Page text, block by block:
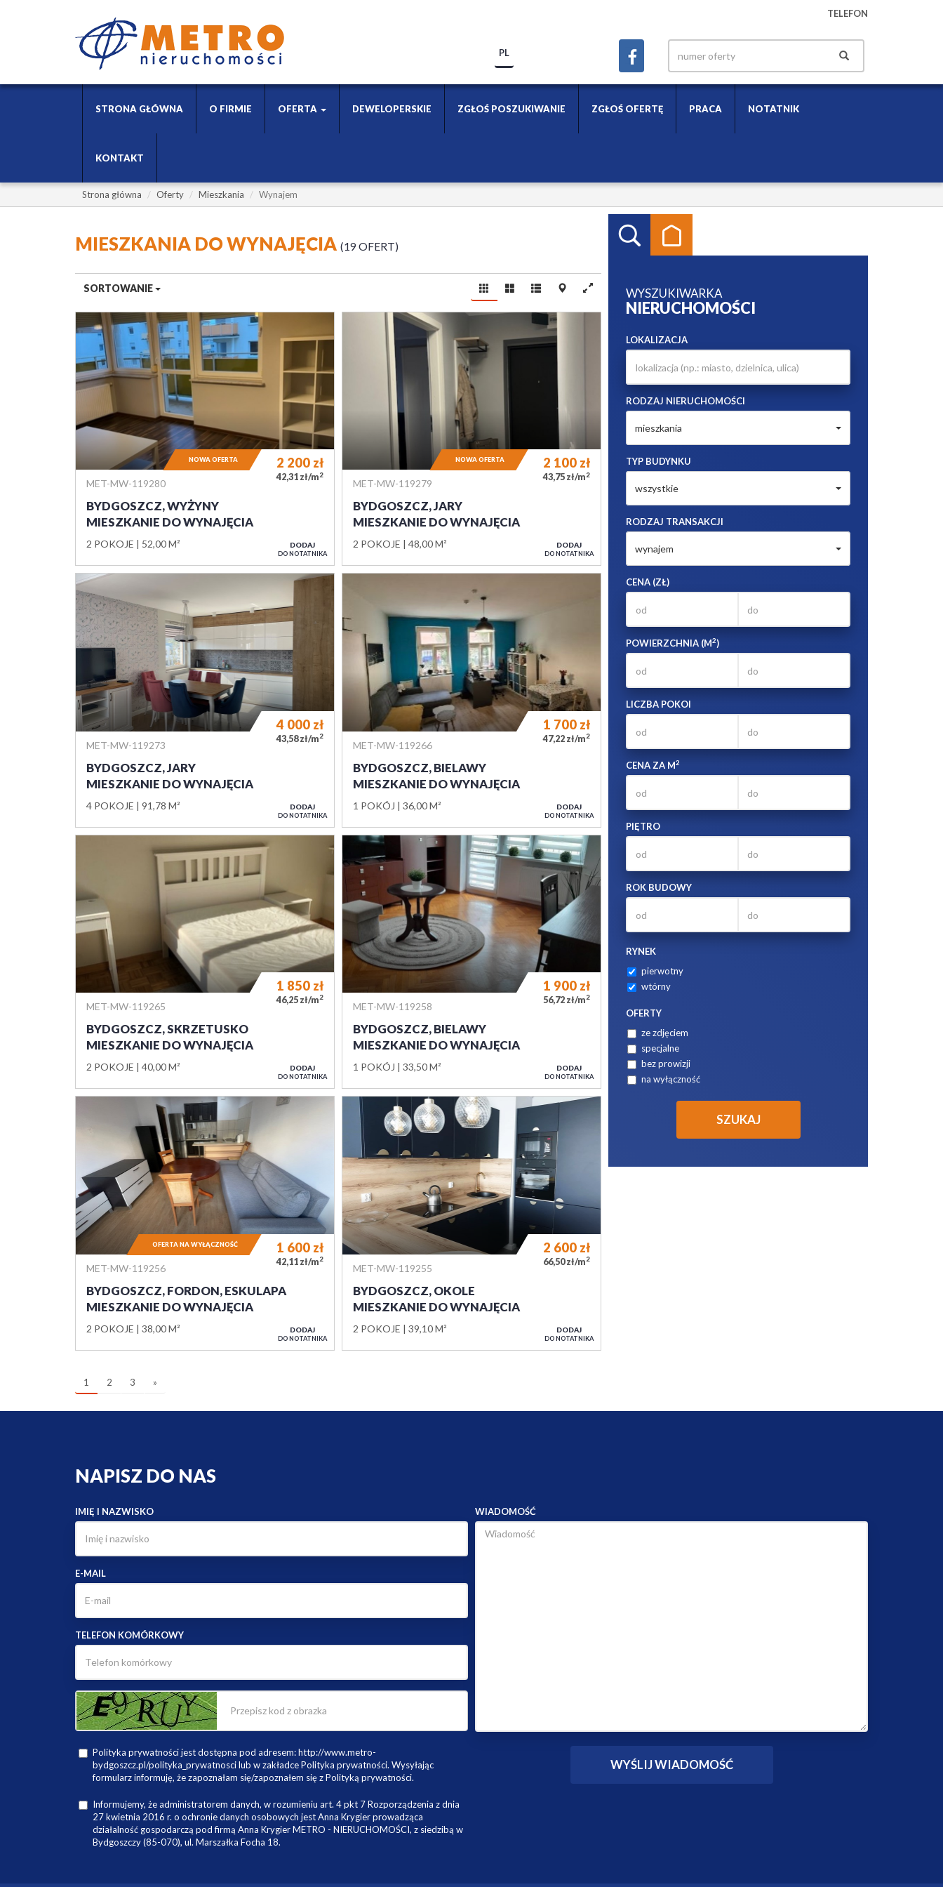
TELEFON
PL
STRONA GŁÓWNA O FIRMIE OFERTA DEWELOPERSKIE ZGŁOŚ POSZUKIWANIE ZGŁOŚ OFERTĘ PRACA NOTATNIK
KONTAKT
Strona główna Oferty Mieszkania Wynajem
WYSZUKIWARKA
NIERUCHOMOŚCI
LOKALIZACJA
RODZAJ NIERUCHOMOŚCI
mieszkania
TYP BUDYNKU
wszystkie
RODZAJ TRANSAKCJI
wynajem
CENA (ZŁ)
POWIERZCHNIA (M2)
LICZBA POKOI
CENA ZA M2
PIĘTRO
ROK BUDOWY
RYNEK
pierwotny
wtórny
OFERTY
ze zdjęciem
specjalne
bez prowizji
na wyłączność
MIESZKANIA DO WYNAJĘCIA 19 OFERT
SORTOWANIE
MET-MW-119280
BYDGOSZCZ, WYŻYNY
MIESZKANIE DO WYNAJĘCIA
2 POKOJE 52,00 M²
2 200 zł
42,31 zł/m2
NOWA OFERTA
DODAJ
DO NOTATNIKA
MET-MW-119279
BYDGOSZCZ, JARY
MIESZKANIE DO WYNAJĘCIA
2 POKOJE 48,00 M²
2 100 zł
43,75 zł/m2
NOWA OFERTA
DODAJ
DO NOTATNIKA
MET-MW-119273
BYDGOSZCZ, JARY
MIESZKANIE DO WYNAJĘCIA
4 POKOJE 91,78 M²
4 000 zł
43,58 zł/m2
DODAJ
DO NOTATNIKA
MET-MW-119266
BYDGOSZCZ, BIELAWY
MIESZKANIE DO WYNAJĘCIA
1 POKÓJ 36,00 M²
1 700 zł
47,22 zł/m2
DODAJ
DO NOTATNIKA
MET-MW-119265
BYDGOSZCZ, SKRZETUSKO
MIESZKANIE DO WYNAJĘCIA
2 POKOJE 40,00 M²
1 850 zł
46,25 zł/m2
DODAJ
DO NOTATNIKA
MET-MW-119258
BYDGOSZCZ, BIELAWY
MIESZKANIE DO WYNAJĘCIA
1 POKÓJ 33,50 M²
1 900 zł
56,72 zł/m2
DODAJ
DO NOTATNIKA
MET-MW-119256
BYDGOSZCZ, FORDON, ESKULAPA
MIESZKANIE DO WYNAJĘCIA
2 POKOJE 38,00 M²
1 600 zł
42,11 zł/m2
OFERTA NA WYŁĄCZNOŚĆ
DODAJ
DO NOTATNIKA
MET-MW-119255
BYDGOSZCZ, OKOLE
MIESZKANIE DO WYNAJĘCIA
2 POKOJE 39,10 M²
2 600 zł
66,50 zł/m2
DODAJ
DO NOTATNIKA
1 2 3 »
NAPISZ DO NAS
IMIĘ I NAZWISKO
E-MAIL
TELEFON KOMÓRKOWY
Polityka prywatności jest dostępna pod adresem: http://www.metro-
bydgoszcz.pl/polityka_prywatnosci lub w zakładce Polityka prywatności. Wysyłając
formularz informuję, że zapoznałam się/zapoznałem się z Polityką prywatności.
Informujemy, że administratorem danych, w rozumieniu art. 4 pkt 7 Rozporządzenia z dnia
27 kwietnia 2016 r. o ochronie danych osobowych jest Anna Krygier prowadząca
działalność gospodarczą pod firmą Anna Krygier METRO - NIERUCHOMOŚCI, z siedzibą w
Bydgoszczy (85-070), ul. Marszałka Focha 18.
WIADOMOŚĆ